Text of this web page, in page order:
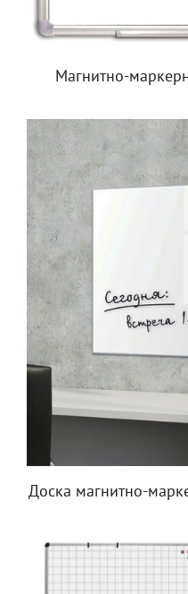
Магнитно-
Доска магнитно-